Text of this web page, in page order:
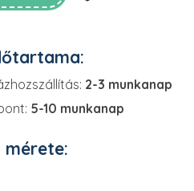
2-3 munkanap
5-10 munkanap